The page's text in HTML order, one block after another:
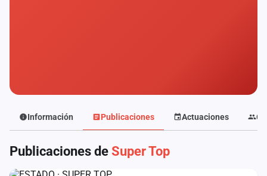
Información Publicaciones Actuaciones
Publicaciones de Super Top
ESTADO
Agencias
Rankings
Vídeos